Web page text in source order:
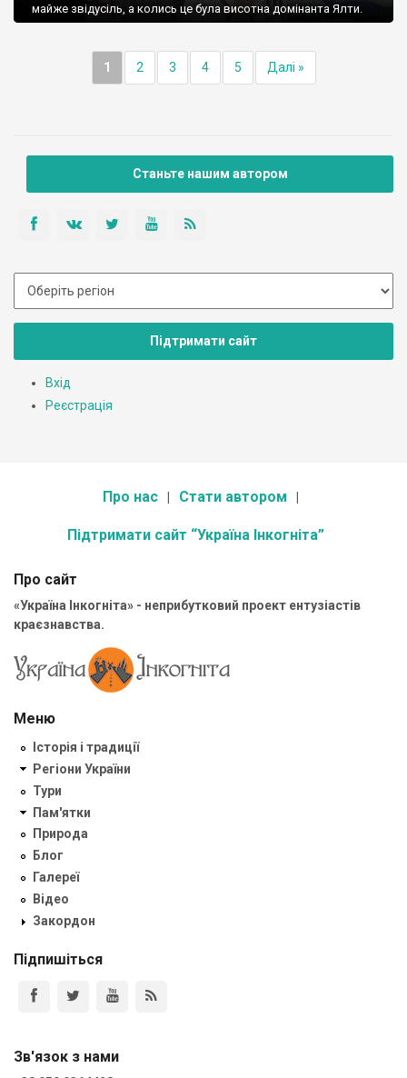
майже звідусіль, а колись це була висотна домінанта Ялти.
1 2 3 4 5 Далі »
Станьте нашим автором
Підтримати сайт
Вхід
Реєстрація
Про нас Стати автором
Підтримати сайт “Україна Інкогніта”
Про сайт
«Україна Інкогніта» - неприбутковий проект ентузіастів
краєзнавства.
Меню
Історія і традиції
Регіони України
Тури
Пам'ятки
Природа
Блог
Галереї
Відео
Закордон
Підпишіться
Зв'язок з нами